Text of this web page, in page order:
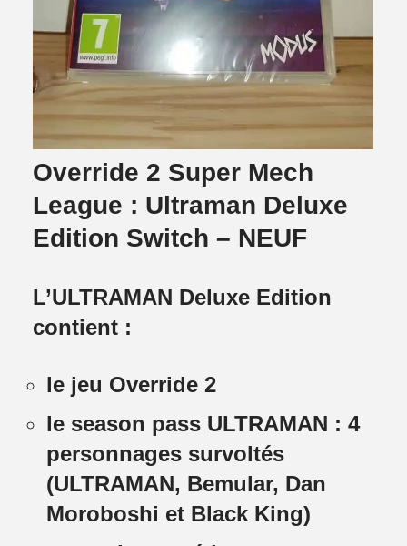
Override 2 Super Mech
League : Ultraman Deluxe
Edition Switch – NEUF
L’ULTRAMAN Deluxe Edition
contient :
le jeu Override 2
le season pass ULTRAMAN : 4
personnages survoltés
(ULTRAMAN, Bemular, Dan
Moroboshi et Black King)